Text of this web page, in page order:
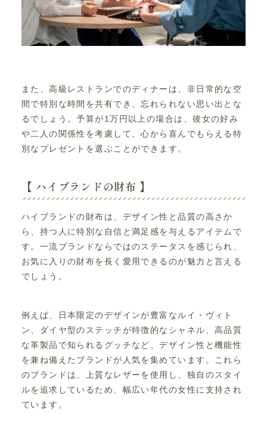
また、高級レストランでのディナーは、非日常的な空
間で特別な時間を共有でき、忘れられない思い出とな
るでしょう。予算が1万円以上の場合は、彼女の好み
や二人の関係性を考慮して、心から喜んでもらえる特
別なプレゼントを選ぶことができます。
【 ハイブランドの財布 】
ハイブランドの財布は、デザイン性と品質の高さか
ら、持つ人に特別な自信と満足感を与えるアイテムで
す。一流ブランドならではのステータスを感じられ、
お気に入りの財布を長く愛用できるのが魅力と言える
でしょう。
例えば、日本限定のデザインが豊富なルイ・ヴィト
ン、ダイヤ型のステッチが特徴的なシャネル、高品質
な革製品で知られるグッチなど、デザイン性と機能性
を兼ね備えたブランドが人気を集めています。これら
のブランドは、上質なレザーを使用し、独自のスタイ
ルを追求しているため、幅広い年代の女性に支持され
ています。